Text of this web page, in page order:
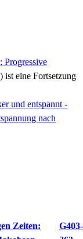
Progressive
ist eine Fortsetzung
und entspannt -
nach
Zeiten:
G403-